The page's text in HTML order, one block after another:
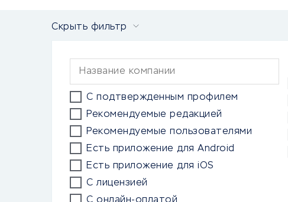
Скрыть фильтр
С подтвержденным профилем
Рекомендуемые редакцией
Рекомендуемые пользователями
Есть приложение для Android
Есть приложение для iOS
С лицензией